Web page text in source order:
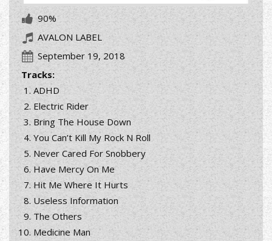
90%
AVALON LABEL
September 19, 2018
Tracks:
ADHD
Electric Rider
Bring The House Down
You Can’t Kill My Rock N Roll
Never Cared For Snobbery
Have Mercy On Me
Hit Me Where It Hurts
Useless Information
The Others
Medicine Man